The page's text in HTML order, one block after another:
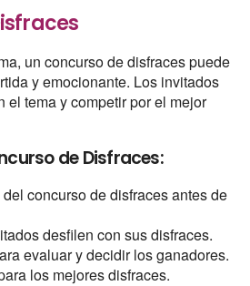
un concurso de disfraces puede
y emocionante. Los invitados
el tema y competir por el mejor
de Disfraces:
concurso de disfraces antes de
desfilen con sus disfraces.
evaluar y decidir los ganadores.
los mejores disfraces.